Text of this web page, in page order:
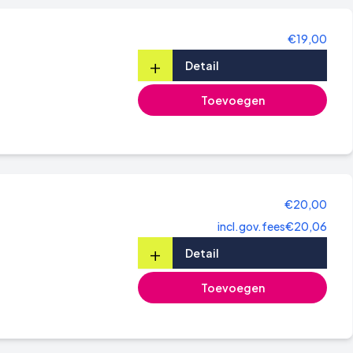
€19,00
+ Detail
Toevoegen
€20,00
incl.gov.fees€20,06
+ Detail
Toevoegen